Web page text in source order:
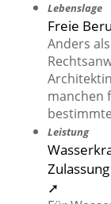
Lebenslage
Freie
Anders
manchen
Leistung
➚